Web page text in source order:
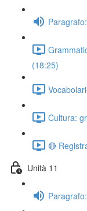
(18:25)
Cultura:
🔴
Unità 11